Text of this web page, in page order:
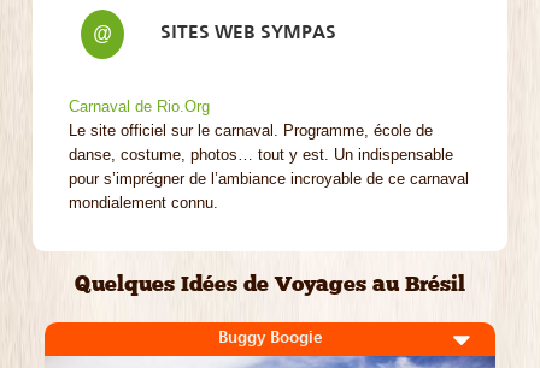
@ SITES WEB SYMPAS
Carnaval de Rio.Org
Le site officiel sur le carnaval. Programme, école de
danse, costume, photos… tout y est. Un indispensable
pour s’imprégner de l’ambiance incroyable de ce carnaval
mondialement connu.
Quelques Idées de Voyages au Brésil
Buggy Boogie